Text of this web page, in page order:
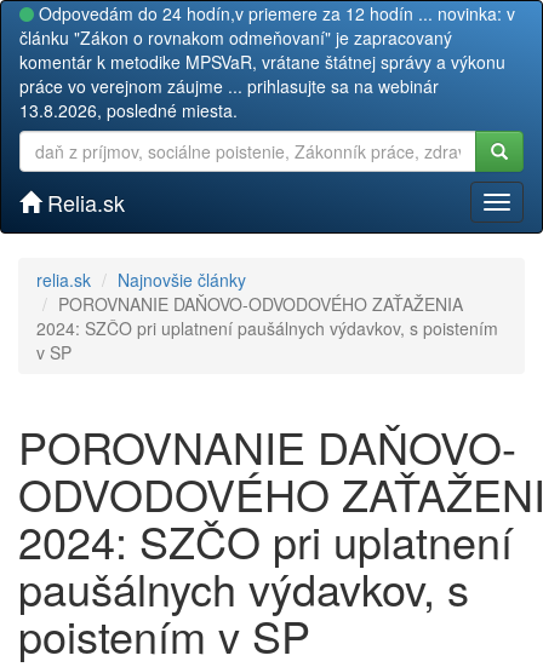
Odpovedám do 24 hodín,v priemere za 12 hodín ... novinka: v
článku "Zákon o rovnakom odmeňovaní" je zapracovaný
komentár k metodike MPSVaR, vrátane štátnej správy a výkonu
práce vo verejnom záujme ... prihlasujte sa na webinár
13.8.2026, posledné miesta.
Relia.sk
relia.sk
Najnovšie články
POROVNANIE DAŇOVO-ODVODOVÉHO ZAŤAŽENIA
2024: SZČO pri uplatnení paušálnych výdavkov, s poistením
v SP
POROVNANIE DAŇOVO-
ODVODOVÉHO
2024: SZČO pri uplatnení
paušálnych výdavkov, s
poistením v SP